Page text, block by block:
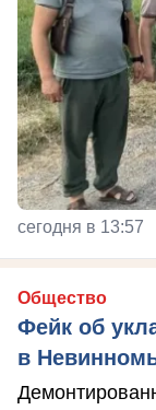
сегодня в 13:57
Общество
Фейк об
в